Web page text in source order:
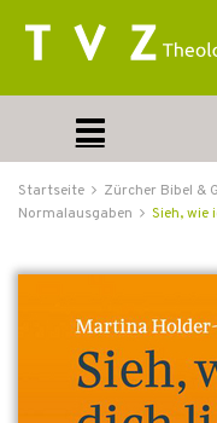
Startseite Zürcher Bibel &
Normalausgaben
Sieh, wie